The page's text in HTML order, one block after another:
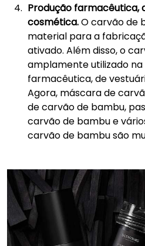
Produção farmacêutica,
cosmética.O carvão de
material para a
ativado. Além disso, o
amplamente utilizado
farmacêutica, de
Agora, máscara de
de carvão de bambu,
carvão de bambu e
carvão de bambu são